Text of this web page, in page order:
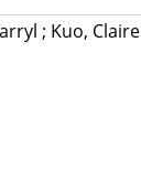
; Kuo, Claire